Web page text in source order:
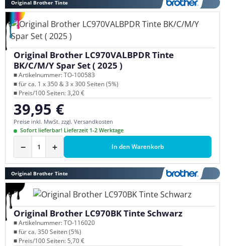
Original Brother Tinte
Original Brother LC970VALBPDR Tinte
BK/C/M/Y Spar Set ( 2025 )
■ Artikelnummer: TO-100583
■ für ca. 1 x 350 & 3 x 300 Seiten (5%)
■ Preis/100 Seiten: 3,20 €
Regulärer Preis:
39,95 €
Preise inkl. MwSt. zzgl. Versandkosten
Sofort lieferbar! Lieferzeit 1-2 Werktage
− + In den Warenkorb
Original Brother Tinte
Original Brother LC970BK Tinte Schwarz
■ Artikelnummer: TO-116020
■ für ca. 350 Seiten (5%)
■ Preis/100 Seiten: 5,70 €